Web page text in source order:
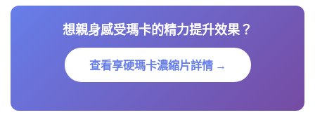
想親身感受瑪卡的精力提升效果？
查看享硬瑪卡濃縮片詳情 →